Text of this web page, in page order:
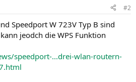
#2
Speedport W 723V Typ B sind
jeodch die WPS Funktion
speedport-...drei-wlan-routern-